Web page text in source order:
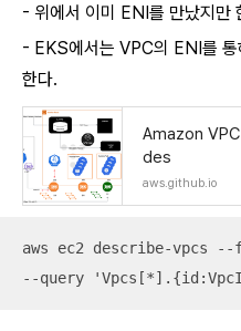
- 위에서 이미 ENI를 만났지만
- EKS에서는 VPC의 ENI를
한다.
Amazon
des
aws.github.io
aws ec2 describe-vpcs
--query